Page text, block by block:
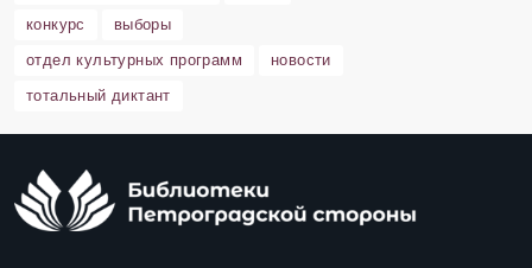
конкурс
выборы
отдел культурных программ
новости
тотальный диктант